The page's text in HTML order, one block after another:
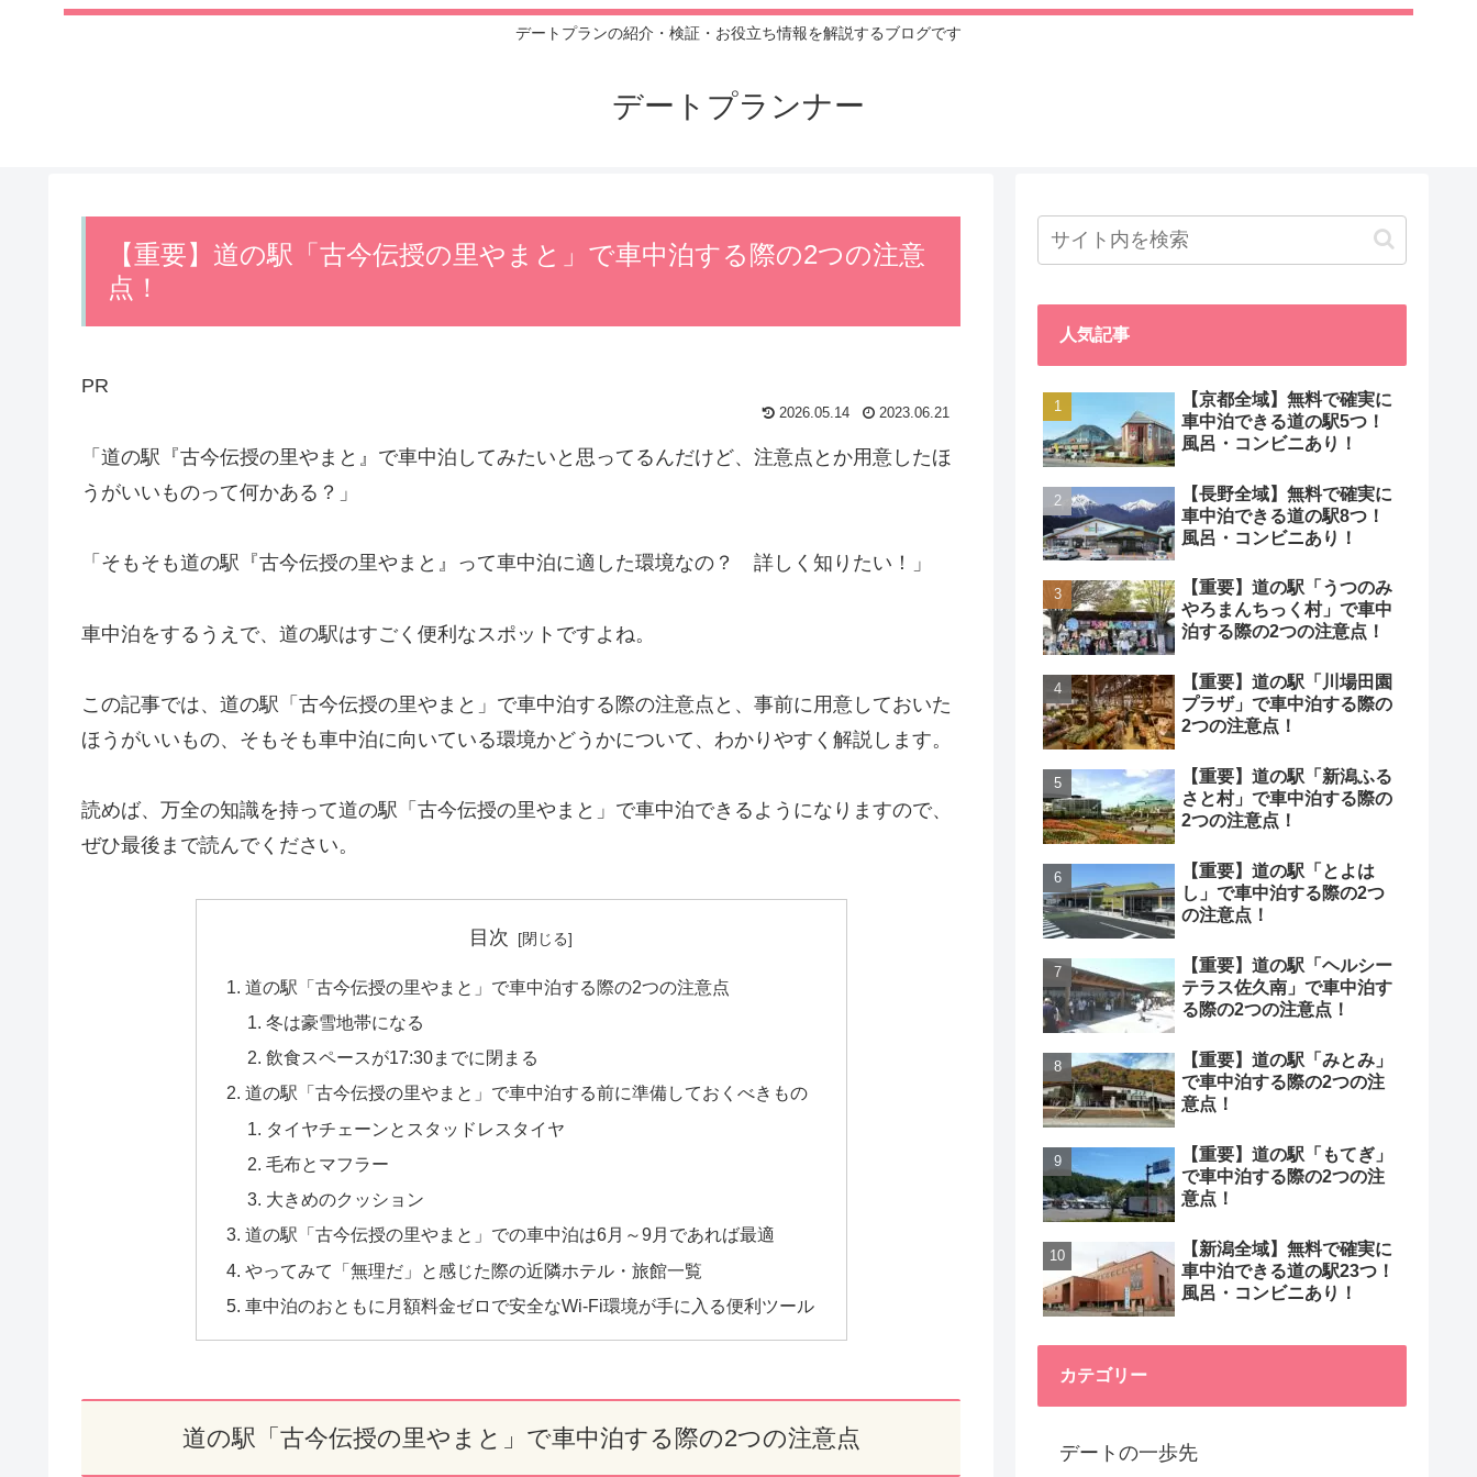
デートプランの紹介・検証・お役立ち情報を解説するブログです
デートプランナー
【重要】道の駅「古今伝授の里やまと」で車中泊する際の2つの注意
点！
PR
2026.05.14 2023.06.21
「道の駅『古今伝授の里やまと』で車中泊してみたいと思ってるんだけど、注意点とか用意したほ
うがいいものって何かある？」
「そもそも道の駅『古今伝授の里やまと』って車中泊に適した環境なの？ 詳しく知りたい！」
車中泊をするうえで、道の駅はすごく便利なスポットですよね。
この記事では、道の駅「古今伝授の里やまと」で車中泊する際の注意点と、事前に用意しておいた
ほうがいいもの、そもそも車中泊に向いている環境かどうかについて、わかりやすく解説します。
読めば、万全の知識を持って道の駅「古今伝授の里やまと」で車中泊できるようになりますので、
ぜひ最後まで読んでください。
目次
道の駅「古今伝授の里やまと」で車中泊する際の2つの注意点
冬は豪雪地帯になる
飲食スペースが17:30までに閉まる
道の駅「古今伝授の里やまと」で車中泊する前に準備しておくべきもの
タイヤチェーンとスタッドレスタイヤ
毛布とマフラー
大きめのクッション
道の駅「古今伝授の里やまと」での車中泊は6月～9月であれば最適
やってみて「無理だ」と感じた際の近隣ホテル・旅館一覧
車中泊のおともに月額料金ゼロで安全なWi-Fi環境が手に入る便利ツール
道の駅「古今伝授の里やまと」で車中泊する際の2つの注意点
人気記事
【京都全域】無料で確実に
車中泊できる道の駅5つ！
風呂・コンビニあり！
【長野全域】無料で確実に
車中泊できる道の駅8つ！
風呂・コンビニあり！
【重要】道の駅「うつのみ
やろまんちっく村」で車中
泊する際の2つの注意点！
【重要】道の駅「川場田園
プラザ」で車中泊する際の
2つの注意点！
【重要】道の駅「新潟ふる
さと村」で車中泊する際の
2つの注意点！
【重要】道の駅「とよは
し」で車中泊する際の2つ
の注意点！
【重要】道の駅「ヘルシー
テラス佐久南」で車中泊す
る際の2つの注意点！
【重要】道の駅「みとみ」
で車中泊する際の2つの注
意点！
【重要】道の駅「もてぎ」
で車中泊する際の2つの注
意点！
【新潟全域】無料で確実に
車中泊できる道の駅23つ！
風呂・コンビニあり！
カテゴリー
デートの一歩先